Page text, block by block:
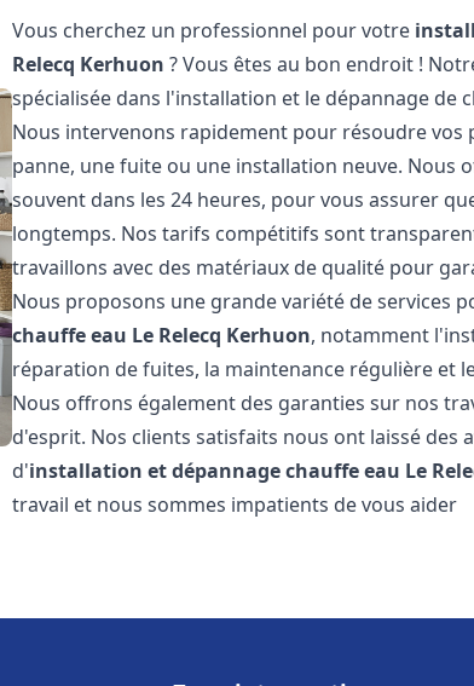
Vous cherchez un professionnel pour votre
Relecq Kerhuon ? Vous êtes au bon endroit !
spécialisée dans l'installation et le dépannage de
Nous intervenons rapidement pour résoudre vos
panne, une fuite ou une installation neuve. Nous
souvent dans les 24 heures, pour vous assurer
longtemps. Nos tarifs compétitifs sont
travaillons avec des matériaux de qualité pour
Nous proposons une grande variété de services
chauffe eau Le Relecq Kerhuon, notamment
réparation de fuites, la maintenance régulière et
Nous offrons également des garanties sur nos
d'esprit. Nos clients satisfaits nous ont laissé des
d'installation et dépannage chauffe eau Le
travail et nous sommes impatients de vous aider